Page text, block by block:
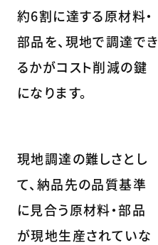
約6割に達する原材料・
部品を、現地で調達でき
るかがコスト削減の鍵
になります。
現地調達の難しさとし
て、納品先の品質基準
に見合う原材料・部品
が現地生産されていな